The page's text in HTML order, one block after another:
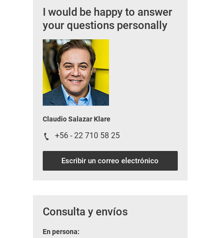
I would be happy to answer
your questions personally
Claudio Salazar Klare
+56 - 22 710 58 25
Escribir un correo electrónico
Consulta y envíos
En persona: